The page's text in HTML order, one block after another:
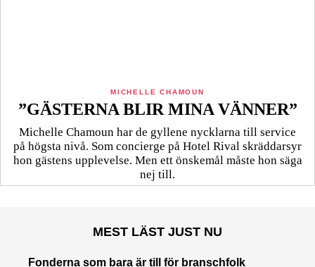
MICHELLE CHAMOUN
”GÄSTERNA BLIR MINA VÄNNER”
Michelle Chamoun har de gyllene nycklarna till service
på högsta nivå. Som concierge på Hotel Rival skräddarsyr
hon gästens upp­levelse. Men ett önskemål måste hon säga
nej till.
MEST LÄST JUST NU
Fonderna som bara är till för branschfolk